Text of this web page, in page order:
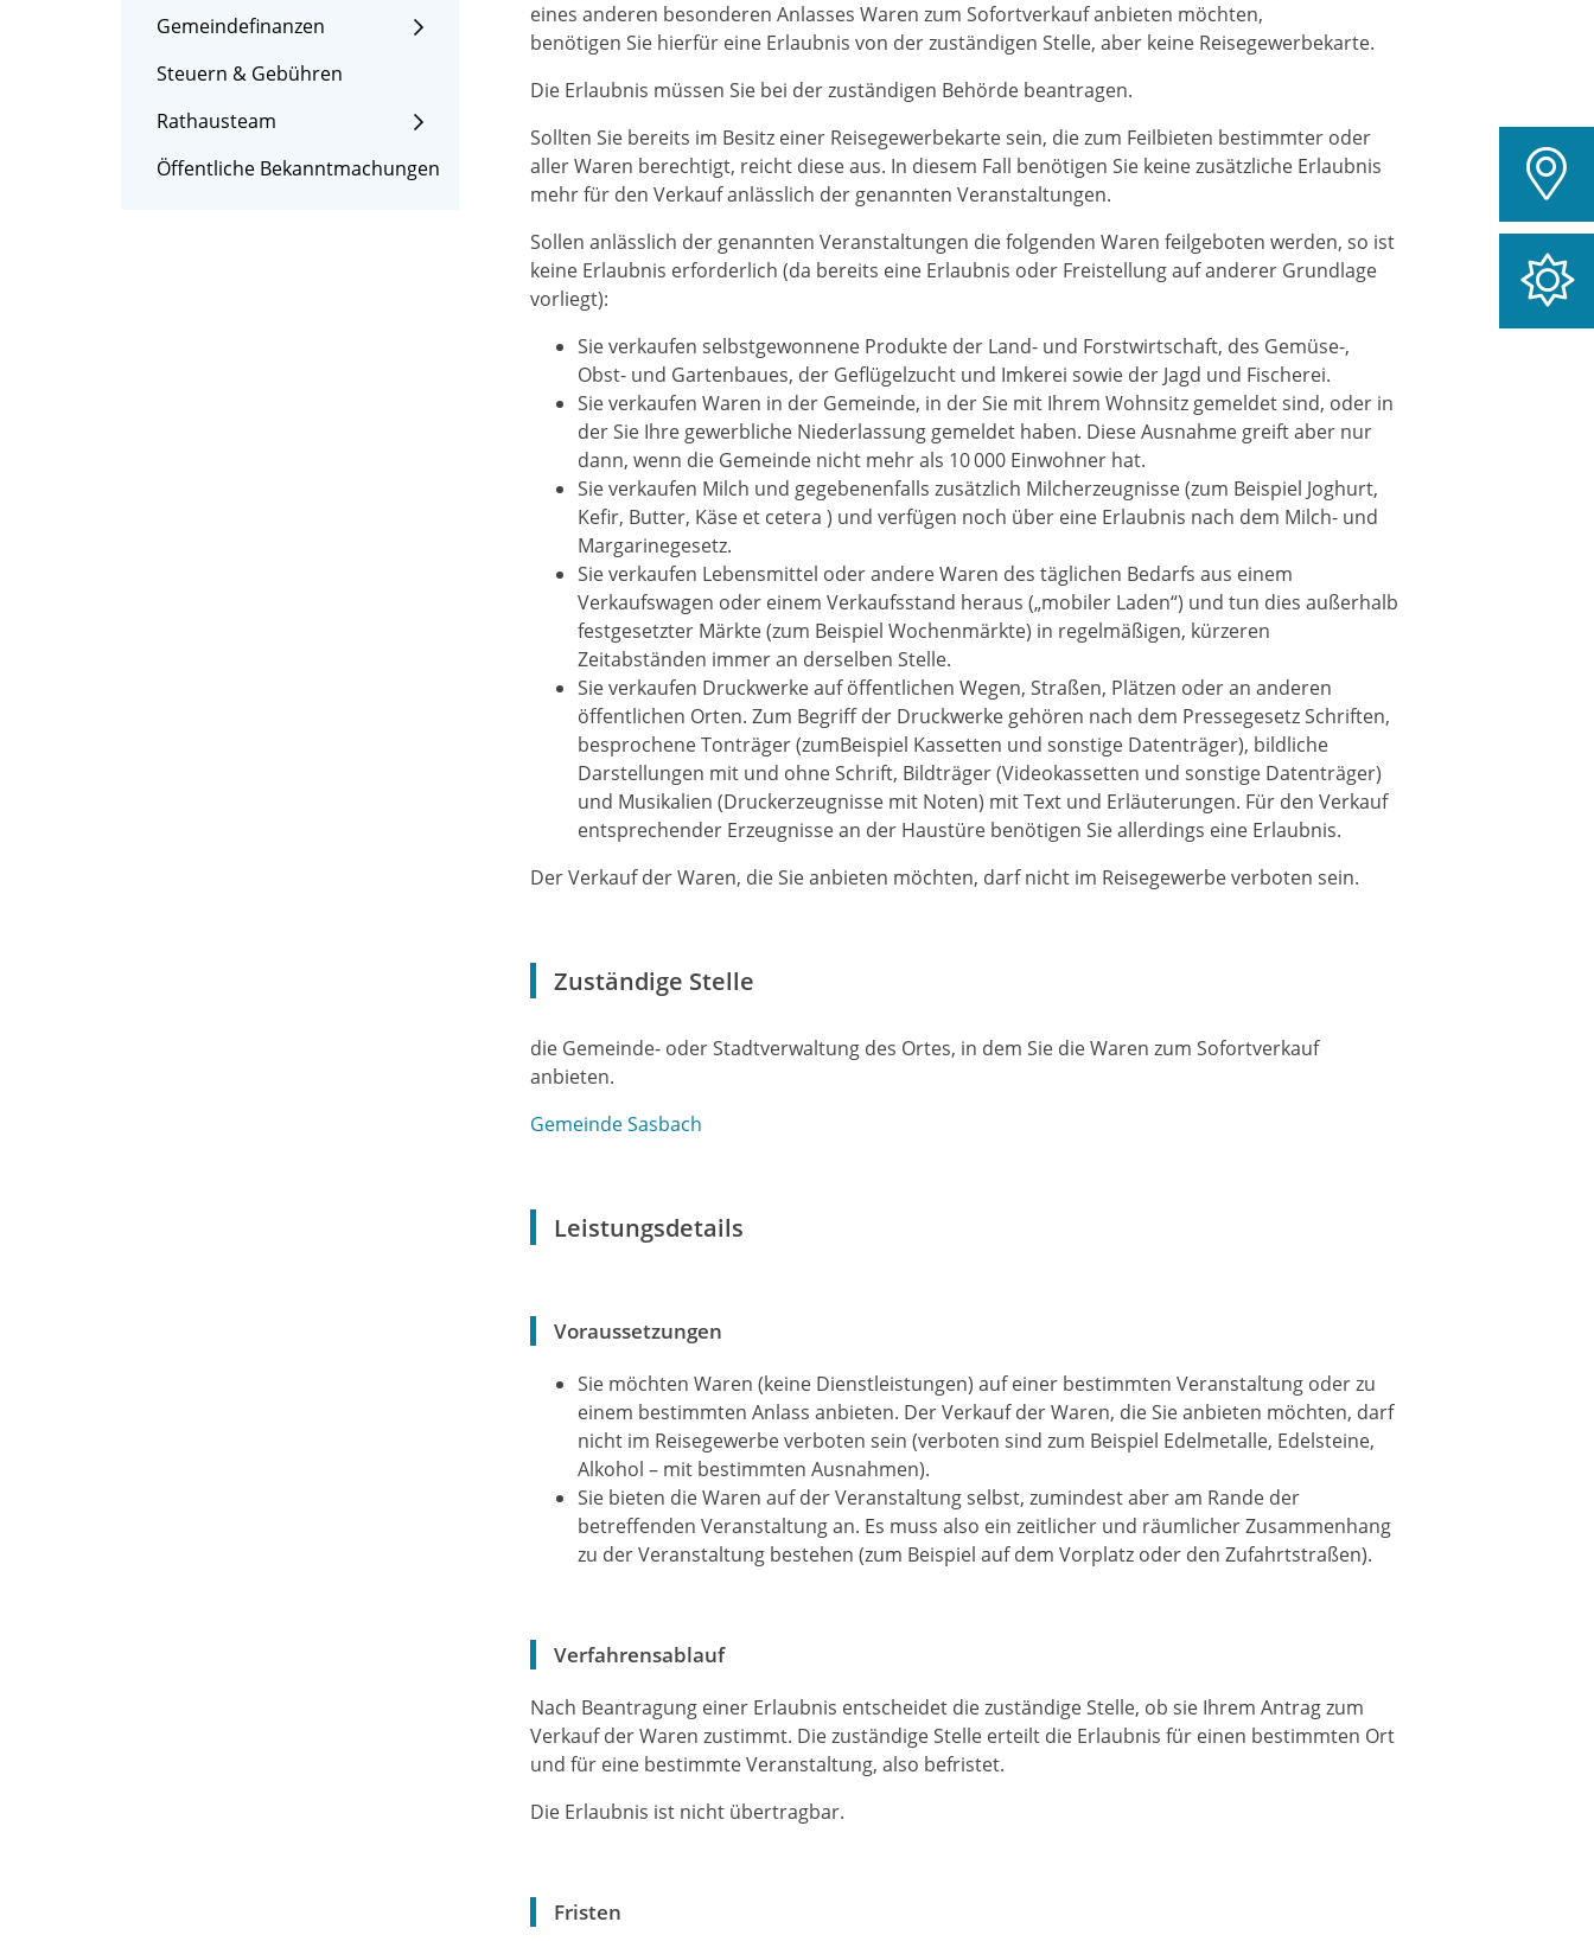
Gemeindefinanzen
Steuern & Gebühren
Rathausteam
Öffentliche Bekanntmachungen
eines anderen besonderen Anlasses Waren zum Sofortverkauf anbieten möchten,
benötigen Sie hierfür eine Erlaubnis von der zuständigen Stelle, aber keine Reisegewerbekarte.
Die Erlaubnis müssen Sie bei der zuständigen Behörde beantragen.
Sollten Sie bereits im Besitz einer Reisegewerbekarte sein, die zum Feilbieten bestimmter oder
aller Waren berechtigt, reicht diese aus. In diesem Fall benötigen Sie keine zusätzliche Erlaubnis
mehr für den Verkauf anlässlich der genannten Veranstaltungen.
Sollen anlässlich der genannten Veranstaltungen die folgenden Waren feilgeboten werden, so ist
keine Erlaubnis erforderlich (da bereits eine Erlaubnis oder Freistellung auf anderer Grundlage
vorliegt):
Sie verkaufen selbstgewonnene Produkte der Land- und Forstwirtschaft, des Gemüse-,
Obst- und Gartenbaues, der Geflügelzucht und Imkerei sowie der Jagd und Fischerei.
Sie verkaufen Waren in der Gemeinde, in der Sie mit Ihrem Wohnsitz gemeldet sind, oder in
der Sie Ihre gewerbliche Niederlassung gemeldet haben. Diese Ausnahme greift aber nur
dann, wenn die Gemeinde nicht mehr als 10 000 Einwohner hat.
Sie verkaufen Milch und gegebenenfalls zusätzlich Milcherzeugnisse (zum Beispiel Joghurt,
Kefir, Butter, Käse et cetera ) und verfügen noch über eine Erlaubnis nach dem Milch- und
Margarinegesetz.
Sie verkaufen Lebensmittel oder andere Waren des täglichen Bedarfs aus einem
Verkaufswagen oder einem Verkaufsstand heraus („mobiler Laden“) und tun dies außerhalb
festgesetzter Märkte (zum Beispiel Wochenmärkte) in regelmäßigen, kürzeren
Zeitabständen immer an derselben Stelle.
Sie verkaufen Druckwerke auf öffentlichen Wegen, Straßen, Plätzen oder an anderen
öffentlichen Orten. Zum Begriff der Druckwerke gehören nach dem Pressegesetz Schriften,
besprochene Tonträger (zumBeispiel Kassetten und sonstige Datenträger), bildliche
Darstellungen mit und ohne Schrift, Bildträger (Videokassetten und sonstige Datenträger)
und Musikalien (Druckerzeugnisse mit Noten) mit Text und Erläuterungen. Für den Verkauf
entsprechender Erzeugnisse an der Haustüre benötigen Sie allerdings eine Erlaubnis.
Der Verkauf der Waren, die Sie anbieten möchten, darf nicht im Reisegewerbe verboten sein.
Zuständige Stelle
die Gemeinde- oder Stadtverwaltung des Ortes, in dem Sie die Waren zum Sofortverkauf
anbieten.
Gemeinde Sasbach
Leistungsdetails
Voraussetzungen
Sie möchten Waren (keine Dienstleistungen) auf einer bestimmten Veranstaltung oder zu
einem bestimmten Anlass anbieten. Der Verkauf der Waren, die Sie anbieten möchten, darf
nicht im Reisegewerbe verboten sein (verboten sind zum Beispiel Edelmetalle, Edelsteine,
Alkohol – mit bestimmten Ausnahmen).
Sie bieten die Waren auf der Veranstaltung selbst, zumindest aber am Rande der
betreffenden Veranstaltung an. Es muss also ein zeitlicher und räumlicher Zusammenhang
zu der Veranstaltung bestehen (zum Beispiel auf dem Vorplatz oder den Zufahrtstraßen).
Verfahrensablauf
Nach Beantragung einer Erlaubnis entscheidet die zuständige Stelle, ob sie Ihrem Antrag zum
Verkauf der Waren zustimmt. Die zuständige Stelle erteilt die Erlaubnis für einen bestimmten Ort
und für eine bestimmte Veranstaltung, also befristet.
Die Erlaubnis ist nicht übertragbar.
Fristen